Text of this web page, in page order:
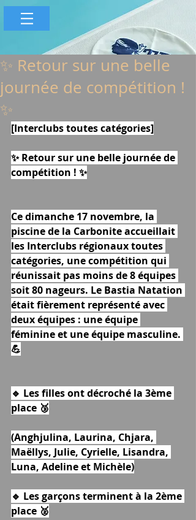
✨ Retour sur une belle
journée de compétition !
✨
[Interclubs toutes catégories]
✨ Retour sur une belle journée de
compétition ! ✨
Ce dimanche 17 novembre, la
piscine de la Carbonite accueillait
les Interclubs régionaux toutes
catégories, une compétition qui
réunissait pas moins de 8 équipes
soit 80 nageurs. Le Bastia Natation
était fièrement représenté avec
deux équipes : une équipe
féminine et une équipe masculine.
💪
🔹 Les filles ont décroché la 3ème
place 🥉
(Anghjulina, Laurina, Chjara,
Maëllys, Julie, Cyrielle, Lisandra,
Luna, Adeline et Michèle)
🔹 Les garçons terminent à la 2ème
place 🥈